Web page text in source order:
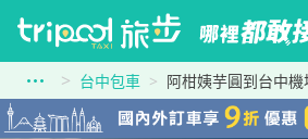
台中包車 阿柑姨芋圓到台中機